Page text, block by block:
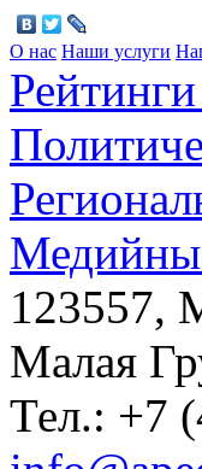
О нас Наши услуги
123557,
Малая
Тел.: +7